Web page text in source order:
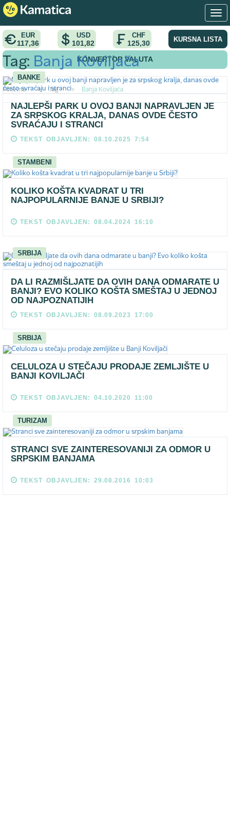
EUR
117,36
USD
101,82
CHF
125,30 KURSNA LISTA
KONVERTOR VALUTA
Pocetna > Tag > Banja Koviljača
Tag: Banja Koviljača
BANKE
NAJLEPŠI PARK U OVOJ BANJI NAPRAVLJEN JE
ZA SRPSKOG KRALJA, DANAS OVDE ČESTO
SVRAĆAJU I STRANCI
TEKST OBJAVLJEN: 08.10.2025 7:54
STAMBENI
KOLIKO KOŠTA KVADRAT U TRI
NAJPOPULARNIJE BANJE U SRBIJI?
TEKST OBJAVLJEN: 08.04.2024 16:10
SRBIJA
DA LI RAZMIŠLJATE DA OVIH DANA ODMARATE U
BANJI? EVO KOLIKO KOŠTA SMEŠTAJ U JEDNOJ
OD NAJPOZNATIJIH
TEKST OBJAVLJEN: 08.09.2023 17:00
SRBIJA
CELULOZA U STEČAJU PRODAJE ZEMLJIŠTE U
BANJI KOVILJAČI
TEKST OBJAVLJEN: 04.10.2020 11:00
TURIZAM
STRANCI SVE ZAINTERESOVANIJI ZA ODMOR U
SRPSKIM BANJAMA
TEKST OBJAVLJEN: 29.08.2016 10:03